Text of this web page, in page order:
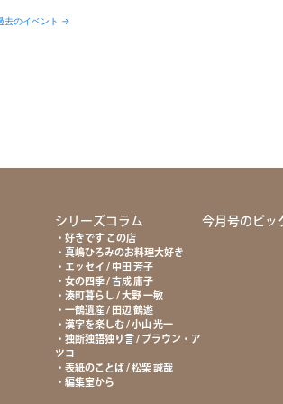
去のイベント →
シリーズコラム
好きです この店
真嶋ひろみのお料理大好き
エッセイ / 中田 芳子
女の四季 / 吉成 庸子
湊町暮らし / 大野 一敏
一鶴遺産 / 田辺 鶴遊
漢字を楽しむ / 小山 光一
独断独語独り言 / ブラウン・ア
ツコ
表紙のことば / 松柴 誠哉
編集室から
今月号のピッ